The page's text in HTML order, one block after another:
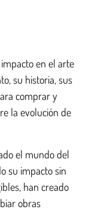
en el arte
su historia, sus
comprar y
la evolución de
el mundo del
su impacto sin
han creado
obras